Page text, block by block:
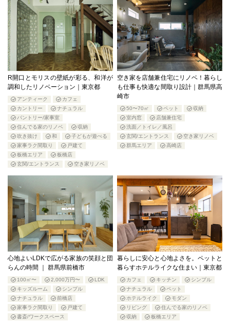
R開口とモリスの壁紙が彩る、和洋が
調和したリノベーション｜東京都
アンティーク
カフェ
カントリー
ナチュラル
パントリー/家事室
住んでる家のリノベ
収納
吹き抜け
和
子どもが遊べる
家事ラク間取り
戸建て
板橋エリア
板橋店
玄関/エントランス
空き家リノベ
空き家を店舗兼住宅にリノベ！暮らし
も仕事も快適な間取り設計｜群馬県高
崎市
50〜70㎡ ペット
収納
室内窓
店舗兼住宅
洗面／トイレ／風呂
玄関/エントランス
空き家リノベ
群馬エリア
高崎店
心地よいLDKで広がる家族の笑顔と団
らんの時間 ｜ 群馬県前橋市
100㎡〜 2,000万円〜
LDK
キッズルーム
シンプル
ナチュラル
前橋店
家事ラク間取り
戸建て
書斎/ワークスペース
暮らしに安心と心地よさを。ペットと
暮らすホテルライクな住まい｜東京都
カフェ キッチン
シンプル
ナチュラル
ペット
ホテルライク
モダン
リビング
住んでる家のリノベ
収納
板橋エリア